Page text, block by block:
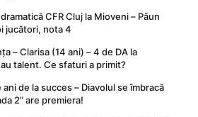
CFR Cluj la Mioveni – Păun
jucători, nota 4
– Clarisa (14 ani) – 4 de DA la
au talent. Ce sfaturi a primit?
ani de la succes – Diavolul se îmbracă
2” are premiera!